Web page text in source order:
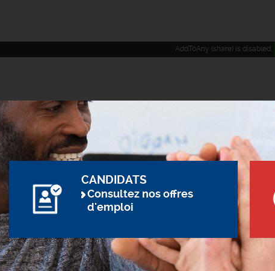
AddToAny (share) is disabled.
CANDIDATS
Consultez nos offres
d'emploi